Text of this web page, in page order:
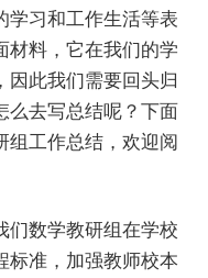
学习和工作生活等表
材料，它在我们的学
因此我们需要回头归
么去写总结呢？下面
组工作总结，欢迎阅
们数学教研组在学校
标准，加强教师校本